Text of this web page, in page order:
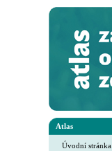
Atlas
Úvodní stránka